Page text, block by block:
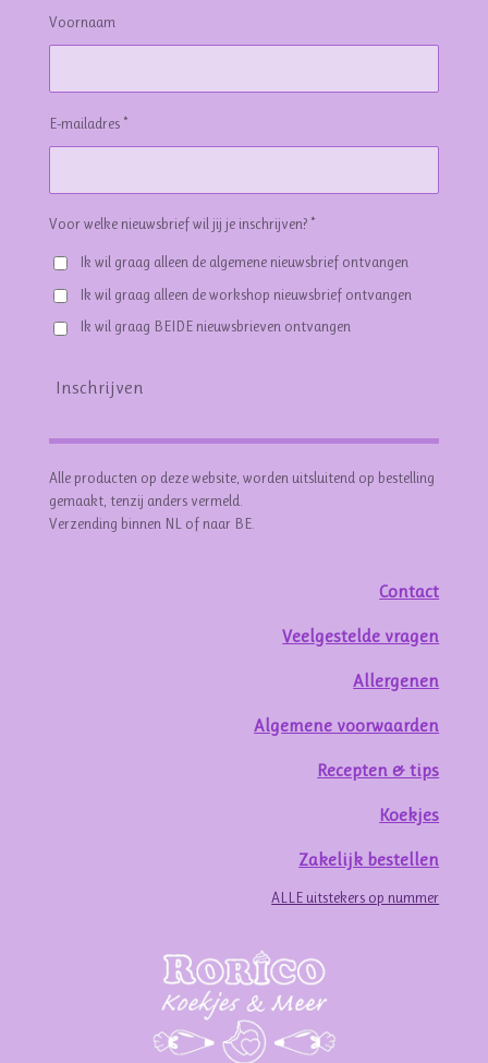
Voornaam
E-mailadres *
Voor welke nieuwsbrief wil jij je inschrijven? *
Ik wil graag alleen de algemene nieuwsbrief ontvangen
Ik wil graag alleen de workshop nieuwsbrief ontvangen
Ik wil graag BEIDE nieuwsbrieven ontvangen
Inschrijven
Alle producten op deze website, worden uitsluitend op bestelling
gemaakt, tenzij anders vermeld.
Verzending binnen NL of naar BE.
Contact
Veelgestelde vragen
Allergenen
Algemene voorwaarden
Recepten & tips
Koekjes
Zakelijk bestellen
ALLE uitstekers op nummer